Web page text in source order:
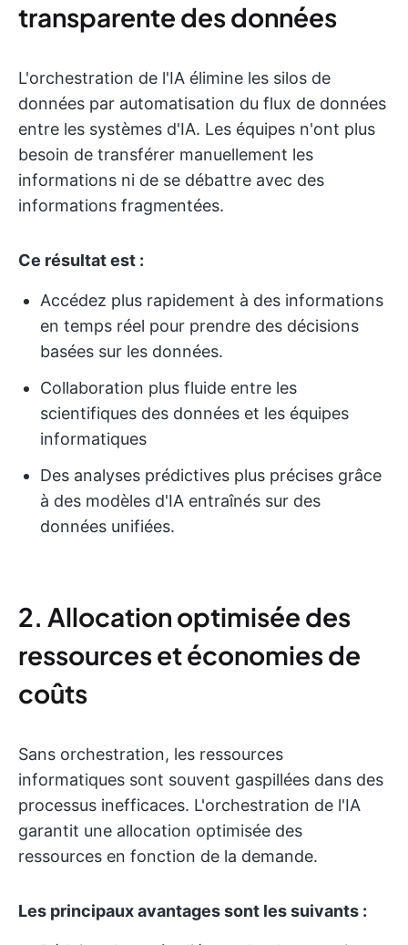
transparente des données
L'orchestration de l'IA élimine les silos de
données par automatisation du flux de données
entre les systèmes d'IA. Les équipes n'ont plus
besoin de transférer manuellement les
informations ni de se débattre avec des
informations fragmentées.
Ce résultat est :
Accédez plus rapidement à des informations
en temps réel pour prendre des décisions
basées sur les données.
Collaboration plus fluide entre les
scientifiques des données et les équipes
informatiques
Des analyses prédictives plus précises grâce
à des modèles d'IA entraînés sur des
données unifiées.
2. Allocation optimisée des
ressources et économies de
coûts
Sans orchestration, les ressources
informatiques sont souvent gaspillées dans des
processus inefficaces. L'orchestration de l'IA
garantit une allocation optimisée des
ressources en fonction de la demande.
Les principaux avantages sont les suivants :